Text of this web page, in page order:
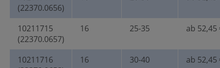
(22370.0656)
10211715
(22370.0657)
16 25-35 ab 52,45
10211716
16 30-40 ab 52,45